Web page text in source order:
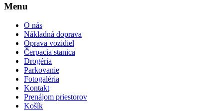
Menu
O nás
Nákladná doprava
Oprava vozidiel
Čerpacia stanica
Drogéria
Parkovanie
Fotogaléria
Kontakt
Prenájom priestorov
Košík